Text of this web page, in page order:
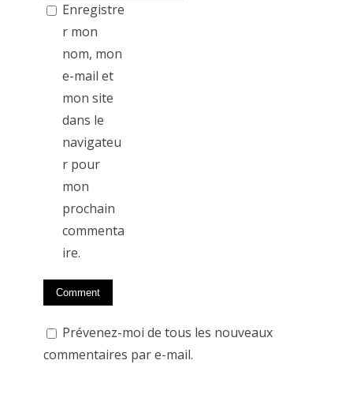
Enregistre
r mon
nom, mon
e-mail et
mon site
dans le
navigateu
r pour
mon
prochain
commenta
ire.
Prévenez-moi de tous les nouveaux
commentaires par e-mail.